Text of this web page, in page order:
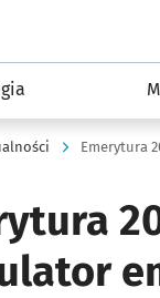
Emerytura